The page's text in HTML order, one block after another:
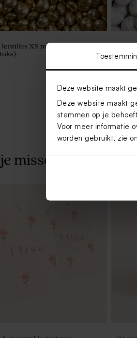
Deze website maakt
Deze website maakt
stemmen op je
Voor meer informatie
worden gebruikt, zie
lentilles XS metallic gold 195gr
750gr
misschien ook leuk